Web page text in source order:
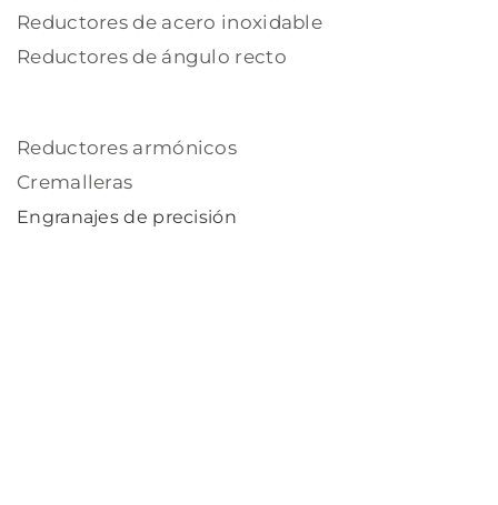
Reductores de acero inoxidable
Reductores de ángulo recto
Reductores armónicos
Cremalleras
Engranajes de precisión